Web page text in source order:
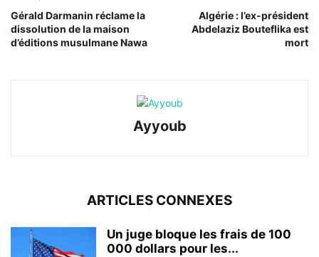
Gérald Darmanin réclame la
dissolution de la maison
d’éditions musulmane Nawa
Algérie : l’ex-président
Abdelaziz Bouteflika est
mort
Ayyoub
ARTICLES CONNEXES
Un juge bloque les frais de 100
000 dollars pour les...